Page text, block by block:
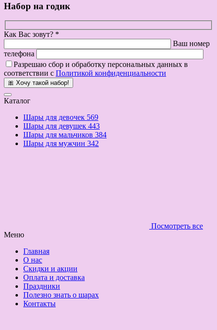
Набор на годик
Как Вас зовут? *
Ваш номер
телефона
Разрешаю сбор и обработку персональных данных в
соответствии с Политикой конфиденциальности
🎀 Хочу такой набор!
Каталог
Шары для девочек 569
Шары для девушек 443
Шары для мальчиков 384
Шары для мужчин 342
Посмотреть все
Меню
Главная
О нас
Скидки и акции
Оплата и доставка
Праздники
Полезно знать о шарах
Контакты